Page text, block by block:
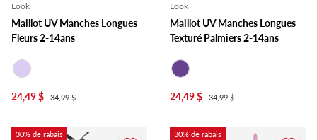
Look
Maillot UV Manches Longues
Fleurs 2-14ans
24,49 $
34,99 $
Look
Maillot UV Manches Longues
Texturé Palmiers 2-14ans
24,49 $
34,99 $
30% de rabais
30% de rabais